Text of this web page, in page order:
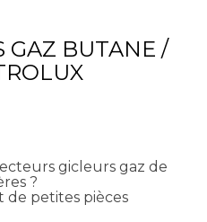
GAZ BUTANE /
gicleurs gaz de
?
de petites pièces